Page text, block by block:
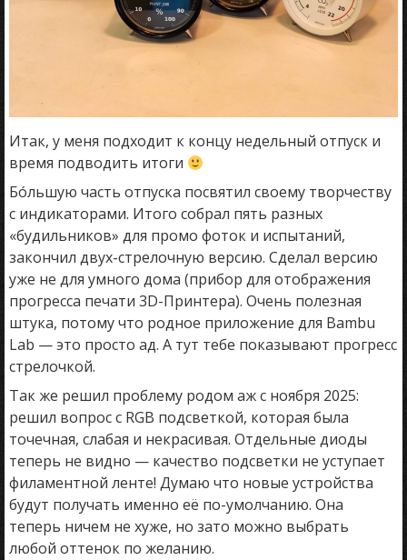
Итак, у меня подходит к концу недельный отпуск и
время подводить итоги
Бóльшую часть отпуска посвятил своему творчеству
с индикаторами. Итого собрал пять разных
«будильников» для промо фоток и испытаний,
закончил двух-стрелочную версию. Сделал версию
уже не для умного дома (прибор для отображения
прогресса печати 3D-Принтера). Очень полезная
штука, потому что родное приложение для Bambu
Lab — это просто ад. А тут тебе показывают прогресс
стрелочкой.
Так же решил проблему родом аж с ноября 2025:
решил вопрос с RGB подсветкой, которая была
точечная, слабая и некрасивая. Отдельные диоды
теперь не видно — качество подсветки не уступает
филаментной ленте! Думаю что новые устройства
будут получать именно её по-умолчанию. Она
теперь ничем не хуже, но зато можно выбрать
любой оттенок по желанию.